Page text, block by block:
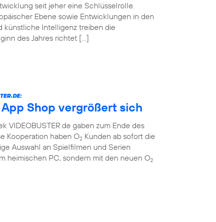
seit jeher eine Schlüsselrolle.
Ebene sowie Entwicklungen in den
künstliche Intelligenz treiben die
des Jahres richtet […]
App Shop vergrößert sich
gaben zum Ende des
Kooperation haben O2 Kunden ab sofort die
Auswahl an Spielfilmen und Serien
heimischen PC, sondern mit den neuen O2